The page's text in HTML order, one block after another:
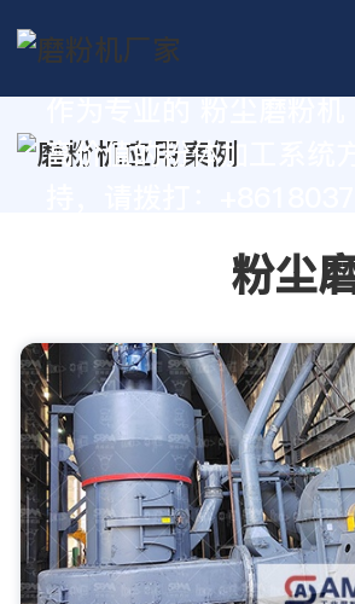
高价值的粉体加工系统
粉尘